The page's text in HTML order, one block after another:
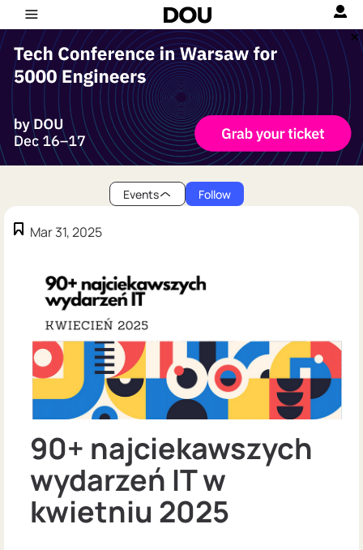
Events Follow
Mar 31, 2025
90+ najciekawszych
wydarzeń IT w
kwietniu 2025